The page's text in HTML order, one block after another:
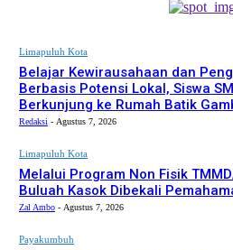
Limapuluh Kota
Belajar Kewirausahaan dan
Berbasis Potensi Lokal, Siswa
Berkunjung ke Rumah Batik
Redaksi - Agustus 7, 2026
Limapuluh Kota
Melalui Program Non Fisik
Buluah Kasok Dibekali
Zal Ambo - Agustus 7, 2026
Payakumbuh